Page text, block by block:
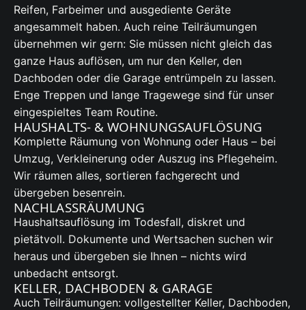
Reifen, Farbeimer und ausgediente Geräte
angesammelt haben. Auch reine Teilräumungen
übernehmen wir gern: Sie müssen nicht gleich das
ganze Haus auflösen, um nur den Keller, den
Dachboden oder die Garage entrümpeln zu lassen.
Enge Treppen und lange Tragewege sind für unser
eingespieltes Team Routine.
HAUSHALTS- & WOHNUNGSAUFLÖSUNG
Komplette Räumung von Wohnung oder Haus – bei
Umzug, Verkleinerung oder Auszug ins Pflegeheim.
Wir räumen alles, sortieren fachgerecht und
übergeben besenrein.
NACHLASSRÄUMUNG
Haushaltsauflösung im Todesfall, diskret und
pietätvoll. Dokumente und Wertsachen suchen wir
heraus und übergeben sie Ihnen – nichts wird
unbedacht entsorgt.
KELLER, DACHBODEN & GARAGE
Auch Teilräumungen: vollgestellter Keller, Dachboden,